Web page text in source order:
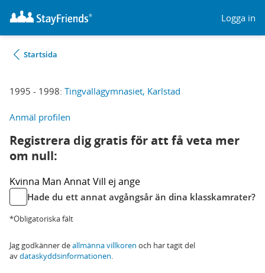
Logga in
Startsida
1995 - 1998: Tingvallagymnasiet, Karlstad
Anmäl profilen
Registrera dig gratis för att få veta mer
om null:
Kvinna Man AnnatVill ej ange
Hade du ett annat avgångsår än dina klasskamrater?
*Obligatoriska fält
Jag godkänner deallmänna villkoren och har tagit del
avdataskyddsinformationen.